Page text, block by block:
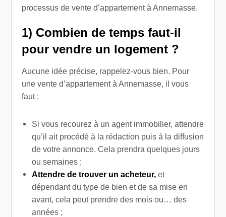
processus de vente d’appartement à Annemasse.
1) Combien de temps faut-il
pour vendre un logement ?
Aucune idée précise, rappelez-vous bien. Pour
une vente d’appartement à Annemasse, il vous
faut :
Si vous recourez à un agent immobilier, attendre
qu’il ait procédé à la rédaction puis à la diffusion
de votre annonce. Cela prendra quelques jours
ou semaines ;
Attendre de trouver un acheteur, et
dépendant du type de bien et de sa mise en
avant, cela peut prendre des mois ou… des
années ;